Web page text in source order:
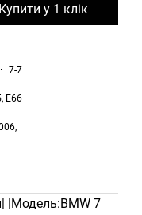
Купити у 1 клік
7-7
E66
|Модель:BMW 7